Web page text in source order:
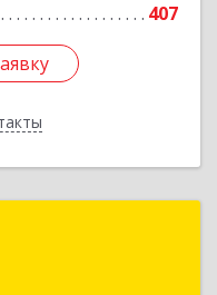
407
г, Всеволода